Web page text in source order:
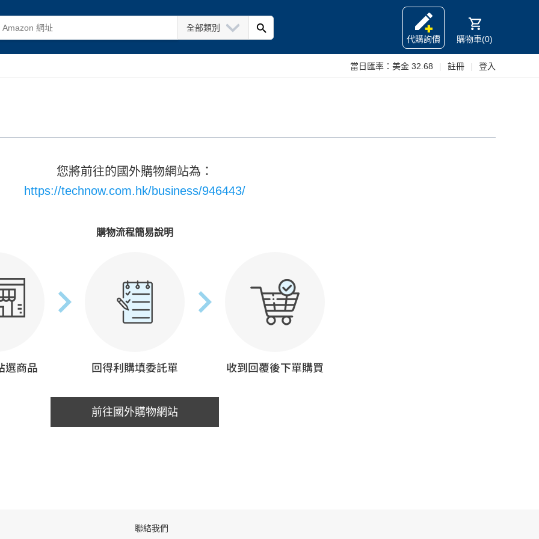
全部類別
代購詢價
購物車(0)
當日匯率： 美金 32.68 註冊 登入
您將前往的國外購物網站為：
https://technow.com.hk/business/946443/
購物流程簡易說明
前往國外購物網站
聯絡我們